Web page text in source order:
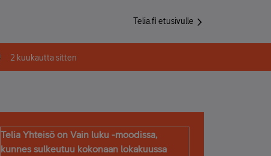
Telia.fi etusivulle
2 kuukautta sitten
Telia Yhteisö on Vain luku -moodissa,
kunnes sulkeutuu kokonaan lokakuussa